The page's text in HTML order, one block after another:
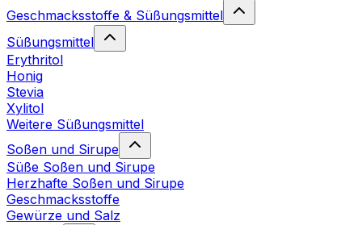
Geschmacksstoffe & Süßungsmittel
Süßungsmittel
Erythritol
Honig
Stevia
Xylitol
Weitere Süßungsmittel
Soßen und Sirupe
Süße Soßen und Sirupe
Herzhafte Soßen und Sirupe
Geschmacksstoffe
Gewürze und Salz